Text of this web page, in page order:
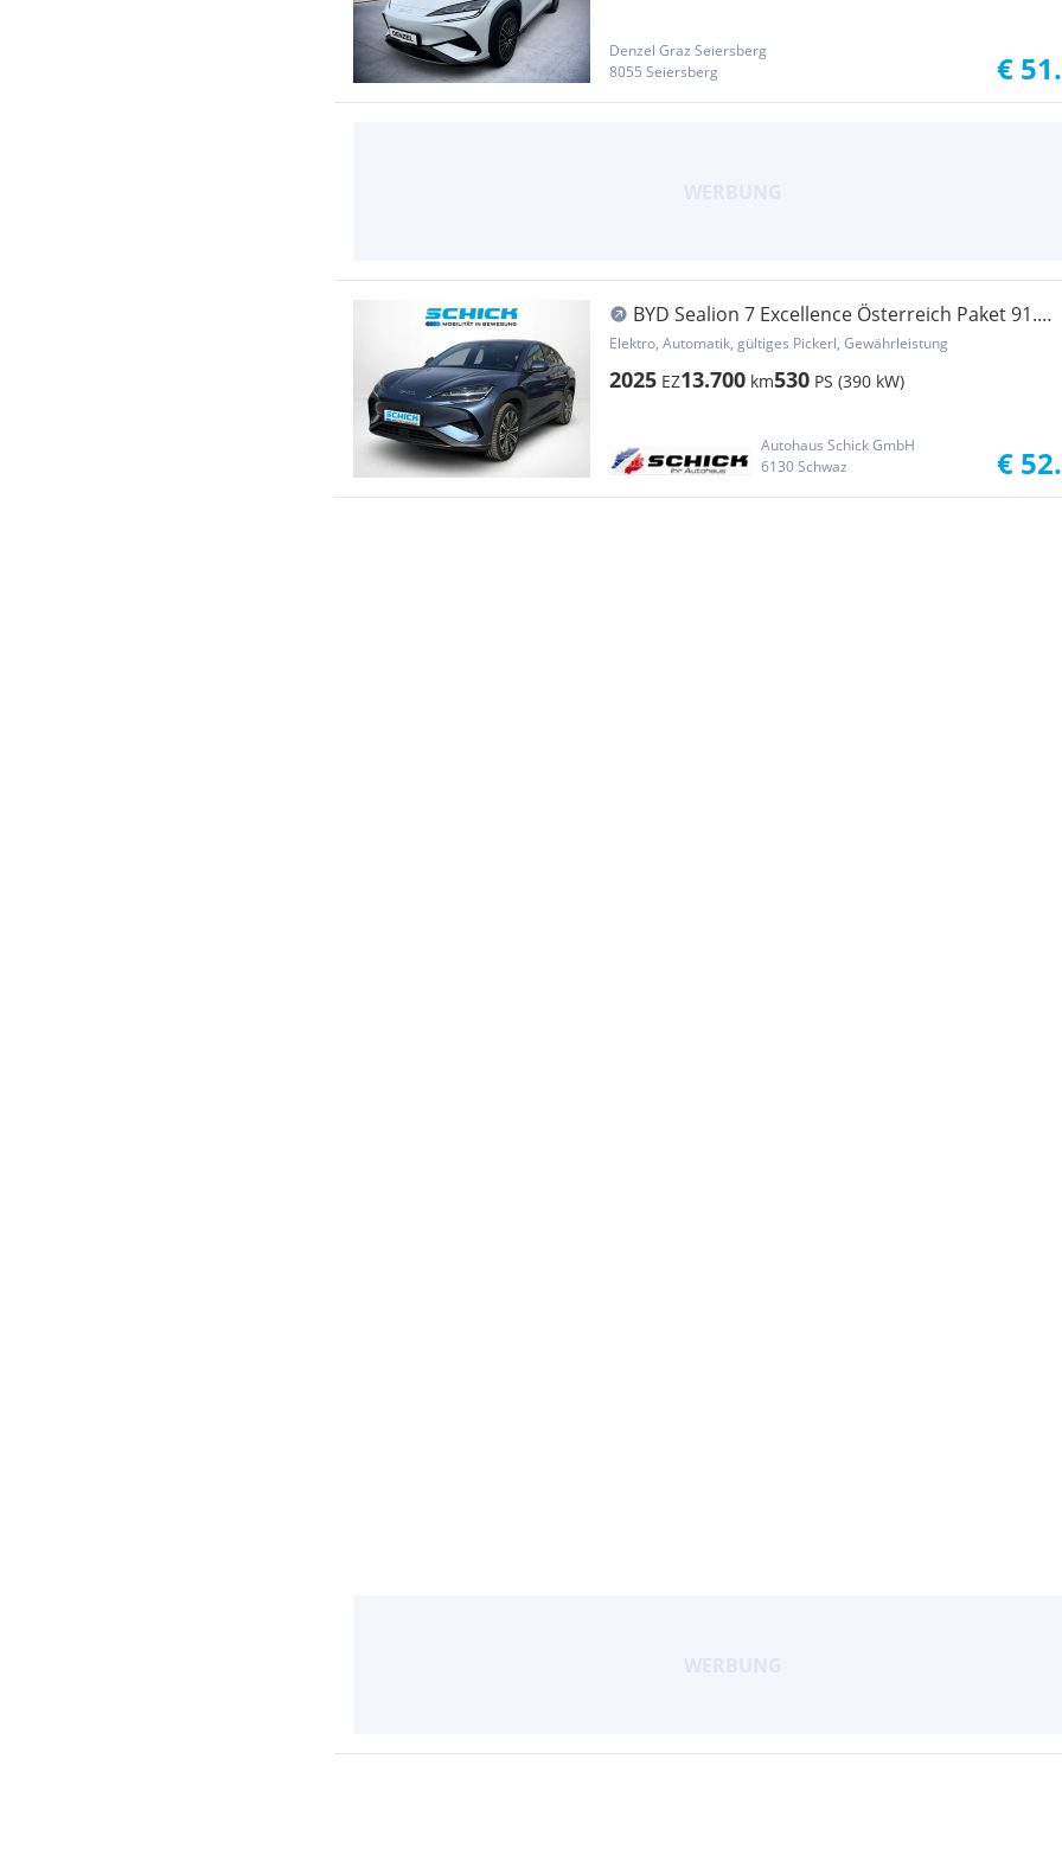
Denzel Graz Seiersberg
8055 Seiersberg
€
BYD Sealion 7 Excellence Österreich Paket 91.5
kWh AWD
Elektro, Automatik, gültiges Pickerl, Gewährleistung
2025 EZ13.700 km530 PS (390 kW)
Autohaus Schick GmbH
6130 Schwaz
€